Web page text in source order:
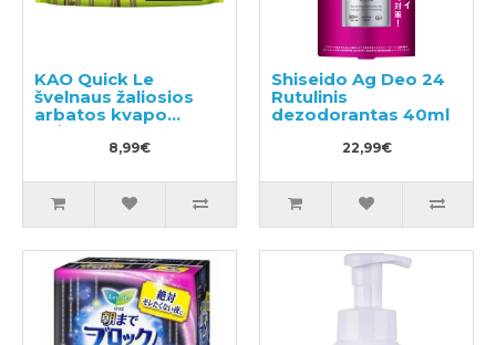
KAO Quick Le
švelnaus žaliosios
arbatos kvapo
drėgnos
dezinfekcinės
namų valymui 20vnt
8,99€
Shiseido Ag Deo 24
Rutulinis
dezodorantas 40ml
22,99€